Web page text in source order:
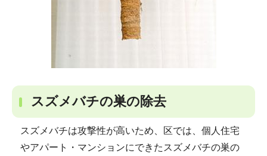
スズメバチの巣の除去
スズメバチは攻撃性が高いため、区では、個人住宅
やアパート・マンションにできたスズメバチの巣の